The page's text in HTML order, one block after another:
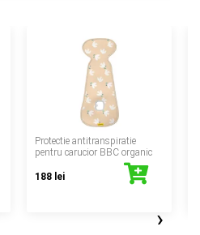
Protectie antitranspiratie
pentru carucior BBC organic
188 lei
›